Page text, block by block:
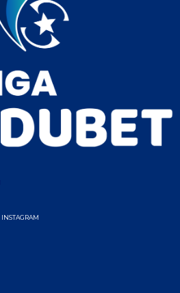
INSTAGRAM